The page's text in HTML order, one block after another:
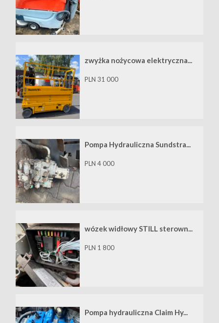
zwyżka nożycowa elektryczna...
PLN 31 000
Pompa Hydrauliczna Sundstra...
PLN 4 000
wózek widłowy STILL sterown...
PLN 1 800
Pompa hydrauliczna Claim Hy...